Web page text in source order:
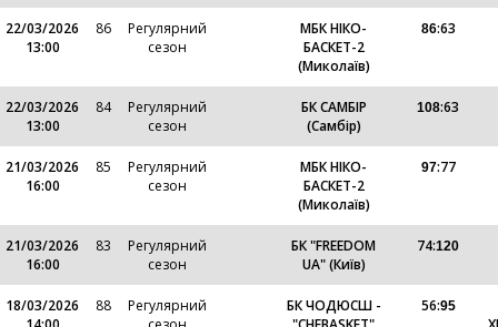
22/03/2026
13:00
86
Регулярний
сезон
МБК НІКО-
БАСКЕТ-2
(Миколаїв)
86:63
22/03/2026
13:00
84
Регулярний
сезон
БК САМБІР
(Самбір)
108:63
21/03/2026
16:00
85
Регулярний
сезон
МБК НІКО-
БАСКЕТ-2
(Миколаїв)
97:77
21/03/2026
16:00
83
Регулярний
сезон
БК "FREEDOM
UA" (Київ)
74:120
18/03/2026
88
Регулярний
БК ЧОДЮСШ -
56:95